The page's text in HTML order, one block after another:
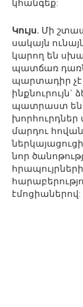
կհանգեք:
Կույս. Մի
սակայն
կարող են
պատճառ
պարտադիր չէ
ինքնուրույն`
պատրաստ են
մարդու
նոր
էմոցիաներով: